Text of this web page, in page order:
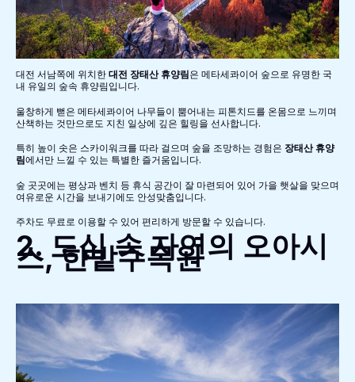
대전 서남쪽에 위치한 대전 장태산 휴양림은 메타세콰이어 숲으로 유명한 국
내 유일의 숲속 휴양림입니다.
울창하게 뻗은 메타세콰이어 나무들이 뿜어내는 피톤치드를 온몸으로 느끼며
산책하는 것만으로도 지친 일상에 깊은 힐링을 선사합니다.
특히 높이 솟은 스카이워크를 따라 걸으며 숲을 조망하는 경험은 장태산 휴양
림에서만 느낄 수 있는 특별한 즐거움입니다.
숲 곳곳에는 평상과 벤치 등 휴식 공간이 잘 마련되어 있어 가을 햇살을 맞으며
여유로운 시간을 보내기에도 안성맞춤입니다.
주차도 무료로 이용할 수 있어 편리하게 방문할 수 있습니다.
2. 도심 속 자연의 오아시
스, 한밭수목원